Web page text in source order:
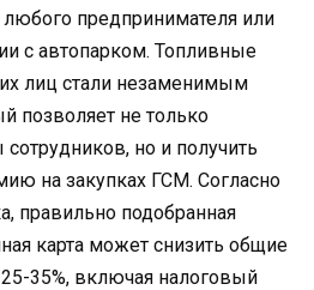
предпринимателя или
с автопарком. Топливные
лиц стали незаменимым
позволяет не только
сотрудников, но и получить
на закупках ГСМ. Согласно
правильно подобранная
карта может снизить общие
35%, включая налоговый